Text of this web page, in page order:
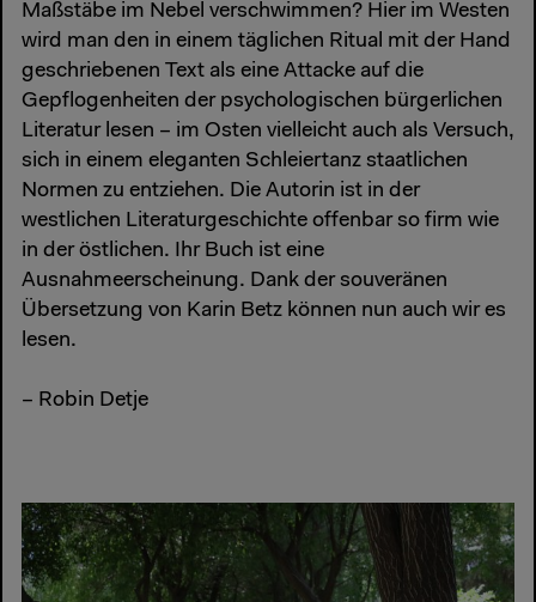
Maßstäbe im Nebel verschwimmen? Hier im Westen
wird man den in einem täglichen Ritual mit der Hand
geschriebenen Text als eine Attacke auf die
Gepflogenheiten der psychologischen bürgerlichen
Literatur lesen – im Osten vielleicht auch als Versuch,
sich in einem eleganten Schleiertanz staatlichen
Normen zu entziehen. Die Autorin ist in der
westlichen Literaturgeschichte offenbar so firm wie
in der östlichen. Ihr Buch ist eine
Ausnahmeerscheinung. Dank der souveränen
Übersetzung von Karin Betz können nun auch wir es
lesen.
– Robin Detje